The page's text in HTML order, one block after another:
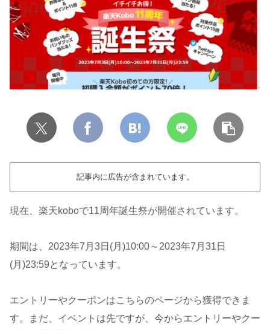
記事内に広告が含まれています。
現在、楽天koboで11周年誕生祭が開催されています。
期間は、2023年7月3日(月)10:00～2023年7月31日
(月)23:59となっています。
エントリーやクーポンはこちらのページから獲得できま
す。まだ、イベントは先ですが、今からエントリーやクー